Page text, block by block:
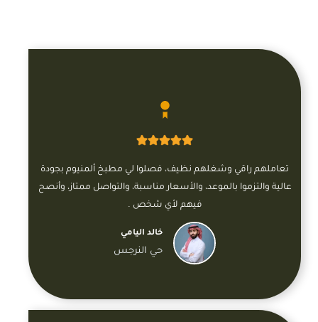
تعاملهم راقي وشغلهم نظيف، فصلوا لي مطبخ ألمنيوم بجودة
عالية والتزموا بالموعد، والأسعار مناسبة، والتواصل ممتاز، وأنصح
فيهم لأي شخص .
خالد اليامي
حي النرجس